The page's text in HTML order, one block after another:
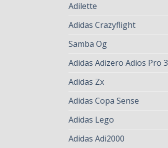
Adilette
Adidas Crazyflight
Samba Og
Adidas Adizero Adios Pro 3
Adidas Zx
Adidas Copa Sense
Adidas Lego
Adidas Adi2000